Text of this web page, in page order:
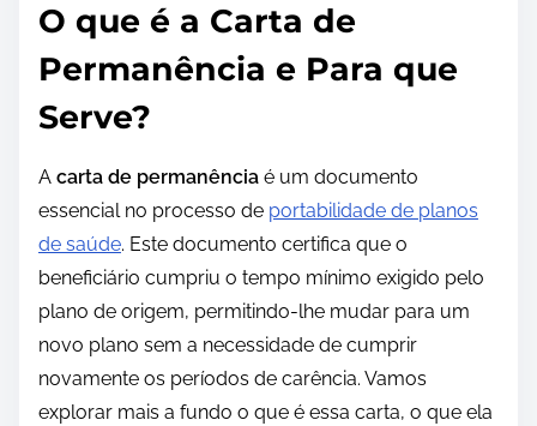
O que é a Carta de
Permanência e Para que
Serve?
A carta de permanência é um documento
essencial no processo de portabilidade de planos
de saúde. Este documento certifica que o
beneficiário cumpriu o tempo mínimo exigido pelo
plano de origem, permitindo-lhe mudar para um
novo plano sem a necessidade de cumprir
novamente os períodos de carência. Vamos
explorar mais a fundo o que é essa carta, o que ela